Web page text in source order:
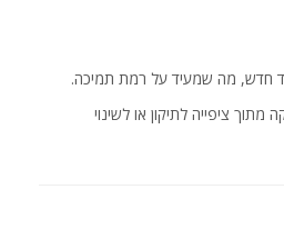
ציפייה לתיקון או לשינוי